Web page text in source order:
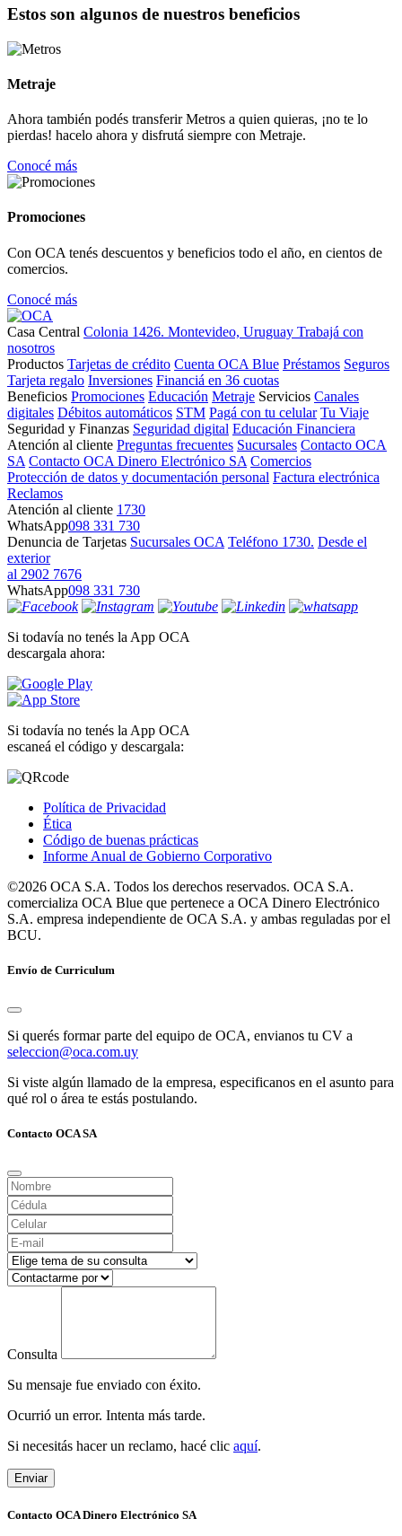
Estos son algunos de nuestros beneficios
Metraje
Ahora también podés transferir Metros a quien quieras, ¡no te lo
pierdas! hacelo ahora y disfrutá siempre con Metraje.
Conocé más
Promociones
Con OCA tenés descuentos y beneficios todo el año, en cientos de
comercios.
Conocé más
Casa Central Colonia 1426. Montevideo, Uruguay Trabajá con
nosotros
Productos Tarjetas de crédito Cuenta OCA Blue Préstamos Seguros
Tarjeta regalo Inversiones Financiá en 36 cuotas
Beneficios Promociones Educación Metraje Servicios Canales
digitales Débitos automáticos STM Pagá con tu celular Tu Viaje
Seguridad y Finanzas Seguridad digital Educación Financiera
Atención al cliente Preguntas frecuentes Sucursales Contacto OCA
SA Contacto OCA Dinero Electrónico SA Comercios
Protección de datos y documentación personal Factura electrónica
Reclamos
Atención al cliente 1730
WhatsApp098 331 730
Denuncia de Tarjetas Sucursales OCA Teléfono 1730. Desde el
exterior
al 2902 7676
WhatsApp098 331 730
Si todavía no tenés la App OCA
descargala ahora:
Si todavía no tenés la App OCA
escaneá el código y descargala:
Política de Privacidad
Ética
Código de buenas prácticas
Informe Anual de Gobierno Corporativo
©2026 OCA S.A. Todos los derechos reservados. OCA S.A.
comercializa OCA Blue que pertenece a OCA Dinero Electrónico
S.A. empresa independiente de OCA S.A. y ambas reguladas por el
BCU.
Envío de Curriculum
Si querés formar parte del equipo de OCA, envianos tu CV a
seleccion@oca.com.uy
Si viste algún llamado de la empresa, especificanos en el asunto para
qué rol o área te estás postulando.
Contacto OCA SA
Consulta
Su mensaje fue enviado con éxito.
Ocurrió un error. Intenta más tarde.
Si necesitás hacer un reclamo, hacé clic aquí.
Enviar
Contacto OCA Dinero Electrónico SA